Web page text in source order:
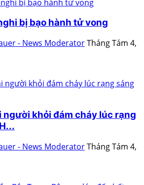
bị bạo hành tử vong
- News ModeratorTháng Tám 4,
người khỏi đám cháy lúc rạng
- News ModeratorTháng Tám 4,